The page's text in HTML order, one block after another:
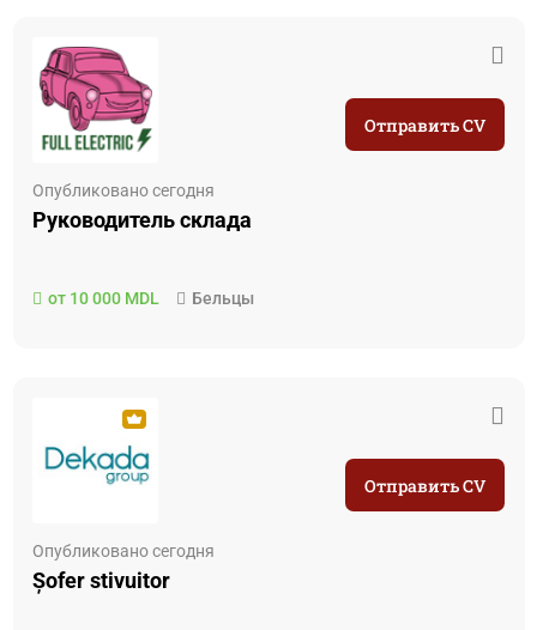
Опубликовано сегодня
Руководитель складa
от 10 000 MDL Бельцы
Отправить CV
Опубликовано сегодня
Șofer stivuitor
Отправить CV